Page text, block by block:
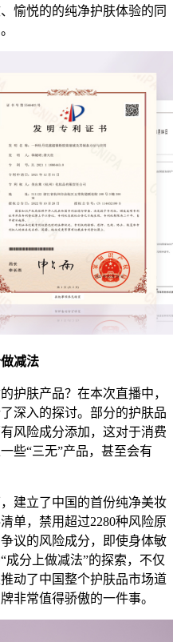
愉悦的的纯净护肤体验的同
减法
肤产品？在本次直播中，
深入的探讨。部分的护肤品
风险成分添加，这对于消费
些“三无”产品，甚至会有
立了中国的首份纯净美妆
单，禁用超过2280种风险原
议的风险成分，即使身体敏
分上做减法”的探索，不仅
动了中国整个护肤品市场道
非常值得骄傲的一件事。